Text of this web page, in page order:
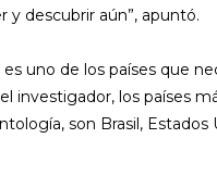
y descubrir aún”, apuntó.
es uno de los países que
investigador, los países
son Brasil, Estados